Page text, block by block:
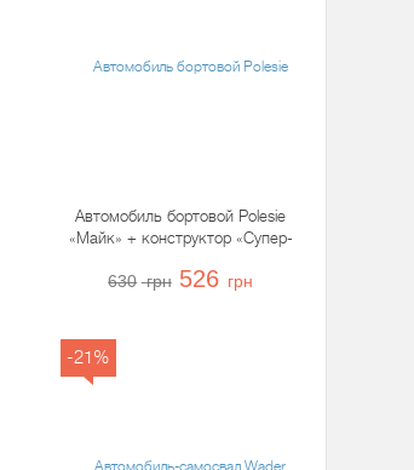
Автомобиль бортовой Polesie
«Майк» + конструктор «Супер-
630 грн 526 грн
-21%